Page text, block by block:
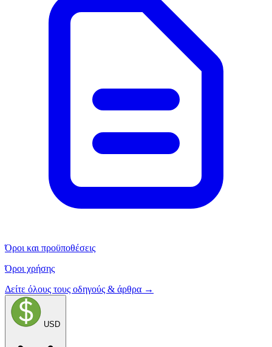
Όροι και προϋποθέσεις
Όροι χρήσης
Δείτε όλους τους οδηγούς & άρθρα →
USD